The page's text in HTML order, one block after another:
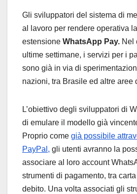
Gli sviluppatori del sistema di
al lavoro per rendere operativa
estensione WhatsApp Pay. Nel
ultime settimane, i servizi per i
sono già in via di
nazioni, tra Brasile ed altre aree
L’obiettivo degli sviluppatori di
di emulare il modello già
Proprio come già possibile
PayPal, gli utenti avranno la
associare al loro account
strumenti di pagamento, tra
debito. Una volta associati gli